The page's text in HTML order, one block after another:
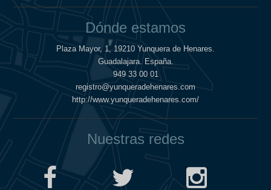
Dónde estamos
Plaza Mayor, 1, 19210 Yunquera de Henares.
Guadalajara. España.
949 33 00 01
registro@yunqueradehenares.com
http://www.yunqueradehenares.com/
Nuestras redes